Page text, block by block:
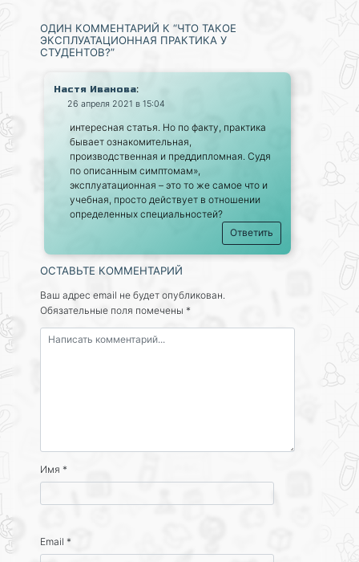
ОДИН КОММЕНТАРИЙ К “ЧТО ТАКОЕ
ЭКСПЛУАТАЦИОННАЯ ПРАКТИКА У
СТУДЕНТОВ?”
Настя Иванова:
26 апреля 2021 в 15:04
интересная статья. Но по факту, практика
бывает ознакомительная,
производственная и преддипломная. Судя
по описанным симптомам»,
эксплуатационная – это то же самое что и
учебная, просто действует в отношении
определенных специальностей?
Ответить
ОСТАВЬТЕ КОММЕНТАРИЙ
Ваш адрес email не будет опубликован.
Обязательные поля помечены *
Имя *
Email *